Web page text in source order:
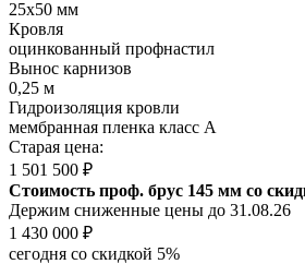
25х50 мм
Кровля
оцинкованный профнастил
Вынос карнизов
0,25 м
Гидроизоляция кровли
мембранная пленка класс А
Старая цена:
1 501 500 ₽
Стоимость проф. брус 145 мм со
Держим сниженные цены до 31.08.26
1 430 000 ₽
сегодня со скидкой 5%